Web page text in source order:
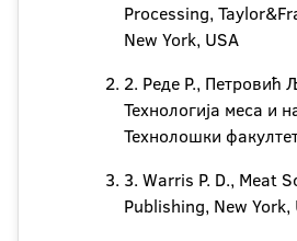
Processing,
New York, USА
2. Реде Р.,
Технологија меса и
Технолошки
3. Warris P. D., Meat
Publishing, New York,